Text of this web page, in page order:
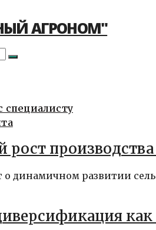
АГРОНОМ"
специалисту
рост
о динамичном развитии